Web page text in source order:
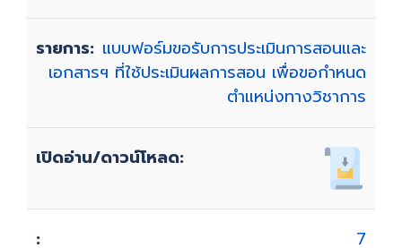
แบบฟอร์มขอรับการประเมินการสอนและ
เอกสารฯ ที่ใช้ประเมินผลการสอน เพื่อขอกำหนด
ตำแหน่งทางวิชาการ
7